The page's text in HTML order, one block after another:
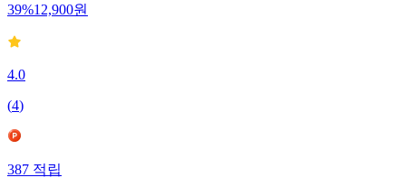
39%12,900원
4.0
(4)
387적립